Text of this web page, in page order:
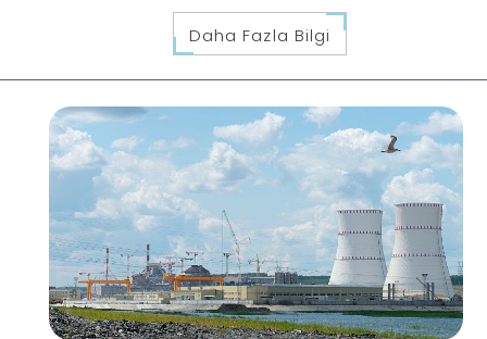
Daha Fazla Bilgi